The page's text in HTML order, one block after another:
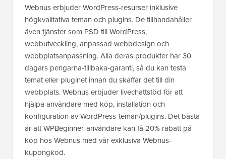
Webnus erbjuder WordPress-resurser inklusive
högkvalitativa teman och plugins. De tillhandahåller
även tjänster som PSD till WordPress,
webbutveckling, anpassad webbdesign och
webbplatsanpassning. Alla deras produkter har 30
dagars pengarna-tillbaka-garanti, så du kan testa
temat eller pluginet innan du skaffar det till din
webbplats. Webnus erbjuder livechattstöd för att
hjälpa användare med köp, installation och
konfiguration av WordPress-teman/plugins. Det bästa
är att WPBeginner-användare kan få 20% rabatt på
köp hos Webnus med vår exklusiva Webnus-
kupongkod.